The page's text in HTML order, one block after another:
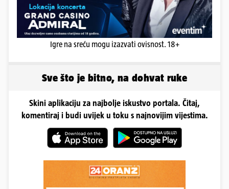
Igre na sreću mogu izazvati ovisnost. 18+
Sve što je bitno, na dohvat ruke
Skini aplikaciju za najbolje iskustvo portala. Čitaj,
komentiraj i budi uvijek u toku s najnovijim vijestima.